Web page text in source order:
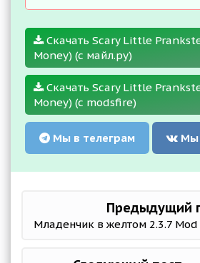
Скачать Scary Little
Money) (с майл.ру)
Скачать Scary Little
Money) (с modsfire)
Мы в телеграм Мы
Предыдущий